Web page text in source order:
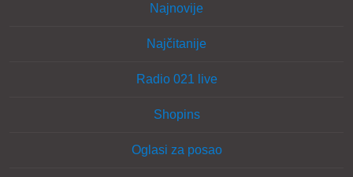
Najnovije
Najčitanije
Radio 021 live
Shopins
Oglasi za posao